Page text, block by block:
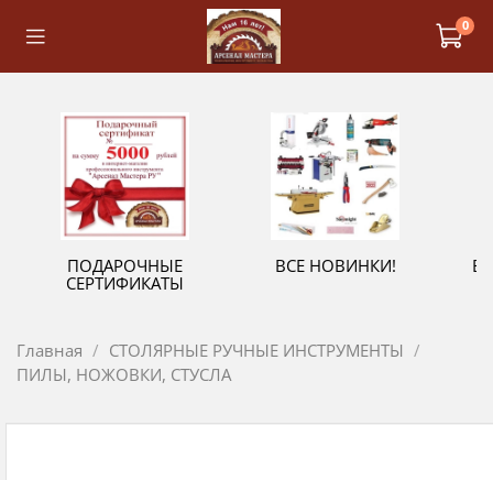
0
ПОДАРОЧНЫЕ
СЕРТИФИКАТЫ
ВСЕ НОВИНКИ!
Главная
СТОЛЯРНЫЕ РУЧНЫЕ ИНСТРУМЕНТЫ
ПИЛЫ, НОЖОВКИ, СТУСЛА